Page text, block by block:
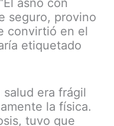
asno con
seguro, provino
convirtió en el
etiquetado
era frágil
la física.
tuvo que